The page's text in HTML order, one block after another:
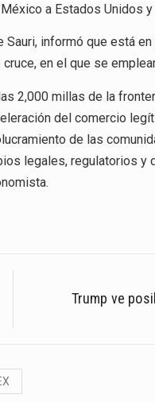
a Estados Unidos
informó que está
en el que se
2,000 millas de la
del comercio
de las
legales, regulatorios y
Trump ve